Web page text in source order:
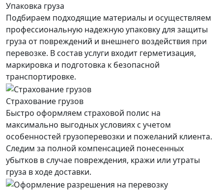
Упаковка груза
Подбираем подходящие материалы и осуществляем
профессиональную надежную упаковку для защиты
груза от повреждений и внешнего воздействия при
перевозке. В состав услуги входит герметизация,
маркировка и подготовка к безопасной
транспортировке.
Страхование грузов
Быстро оформляем страховой полис на
максимально выгодных условиях с учетом
особенностей грузоперевозки и пожеланий клиента.
Следим за полной компенсацией понесенных
убытков в случае повреждения, кражи или утраты
груза в ходе доставки.